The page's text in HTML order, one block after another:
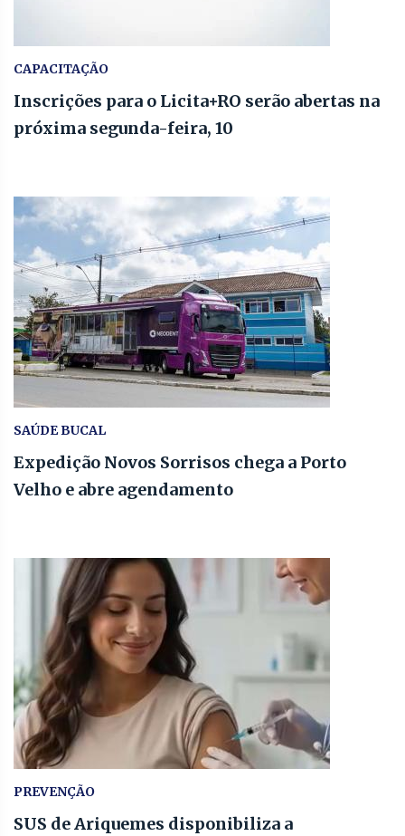
CAPACITAÇÃO
Inscrições para o Licita+RO serão abertas na
próxima segunda-feira, 10
SAÚDE BUCAL
Expedição Novos Sorrisos chega a Porto
Velho e abre agendamento
PREVENÇÃO
SUS de Ariquemes disponibiliza a